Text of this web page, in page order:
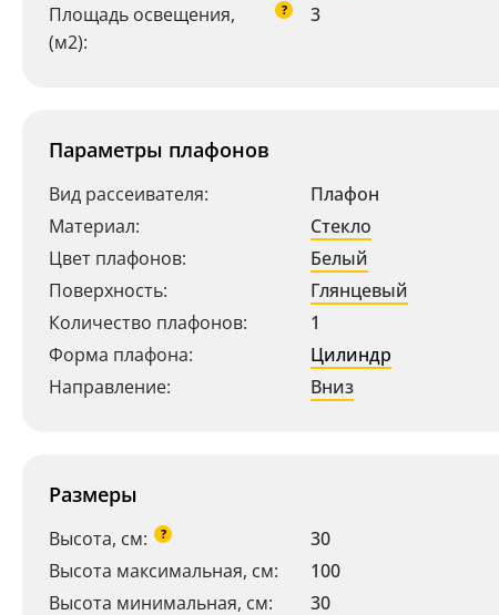
Площадь освещения,
(м2):
? 3
Параметры плафонов
Вид рассеивателя:
Плафон
Материал:
Стекло
Цвет плафонов:
Белый
Поверхность:
Глянцевый
Количество плафонов:
1
Форма плафона:
Цилиндр
Направление:
Вниз
Размеры
Высота, см: ?
30
Высота максимальная, см:
100
Высота минимальная, см:
30